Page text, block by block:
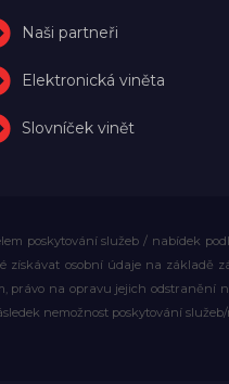
Naši partneři
Elektronická viněta
Slovníček vinět
poskytování služeb / nabídek
osobní údaje na základě
právo na opravu jejich odstranění
nemožnost poskytování